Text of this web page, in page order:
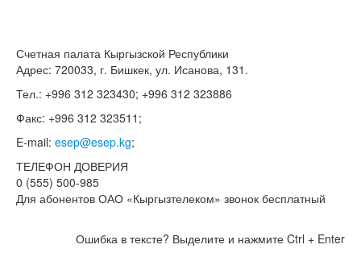
Счетная палата Кыргызской Республики
Адрес: 720033, г. Бишкек, ул. Исанова, 131.
Тел.: +996 312 323430; +996 312 323886
Факс: +996 312 323511;
E-mail: esep@esep.kg;
ТЕЛЕФОН ДОВЕРИЯ
0 (555) 500-985
Для абонентов ОАО «Кыргызтелеком» звонок бесплатный
Ошибка в тексте? Выделите и нажмите Ctrl + Enter